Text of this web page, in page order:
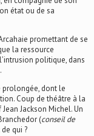
état ou de sa
promettant de se
la ressource
politique, dans
prolongée, dont le
Coup de théâtre à la
Jackson Michel. Un
(conseil de
qui ?